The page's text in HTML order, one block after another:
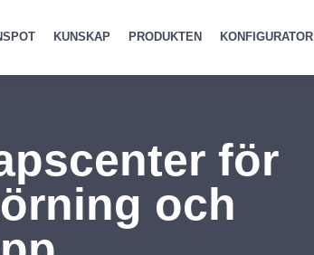
KUNSKAP PRODUKTEN KONFIGURATOR
för
och